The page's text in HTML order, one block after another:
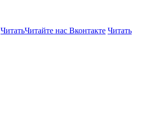
ЧитатьЧитайте нас Вконтакте Читать